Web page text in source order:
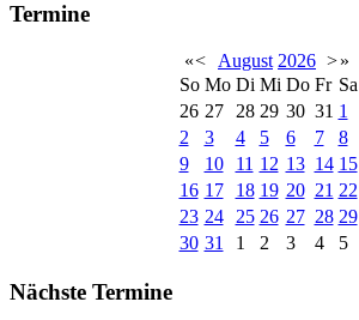
Termine
«< August 2026 >»
So Mo Di Mi Do Fr Sa
26 27 28 29 30 31 1
2
3 4 5 6 7
8
9
10 11 12 13 14 15
16 17 18 19 20 21 22
23 24 25 26 27 28 29
30 31 1 2 3 4 5
Nächste Termine